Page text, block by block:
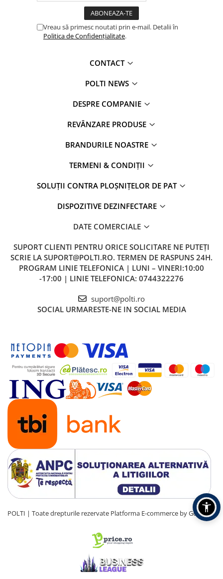
Vreau să primesc noutati prin e-mail. Detalii în
Politica de Confidențialitate.
CONTACT
POLTI NEWS
DESPRE COMPANIE
REVÂNZARE PRODUSE
BRANDURILE NOASTRE
TERMENI & CONDIȚII
SOLUȚII CONTRA PLOȘNIȚELOR DE PAT
DISPOZITIVE DEZINFECTARE
DATE COMERCIALE
SUPORT CLIENTI PENTRU ORICE SOLICITARE NE PUTEȚI
SCRIE LA SUPORT@POLTI.RO. TERMEN DE RASPUNS 24H.
PROGRAM LINIE TELEFONICA | LUNI – VINERI:10:00
-17:00 | LINIE TELEFONICA: 0744322276
suport@polti.ro
SOCIAL URMARESTE-NE IN SOCIAL MEDIA
POLTI | Toate drepturile rezervate Platforma E-commerce by Gomag